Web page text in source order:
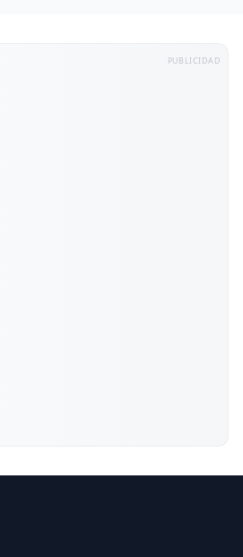
PUBLICIDAD